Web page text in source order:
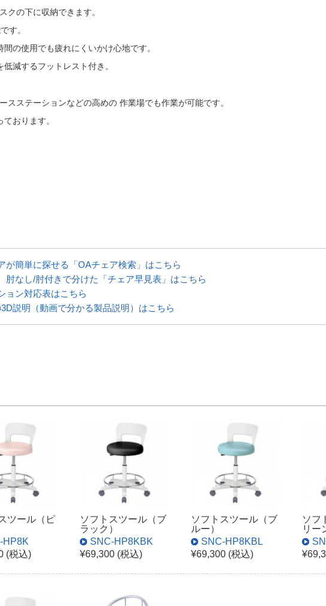
クの下に収納できます。
す。
の使用でも疲れにくいかけ心地です。
減するフットレスト付き。
スステーションなどの高めの 作業場でも作業が可能です。
おります。
が簡単に探せる「OAチェア検索」はこちら
肘なし/肘付きで分けた「チェア早見表」はこちら
ョン対応表はこちら
3D説明（動画で分かる製品説明）はこちら
ツール（ピ
HP8K
(税込)
ソフトスツール（ブ
ラック）
SNC-HP8KBK
¥69,300 (税込)
ソフトスツール（ブ
ルー）
SNC-HP8KBL
¥69,300 (税込)
ソフ
リー